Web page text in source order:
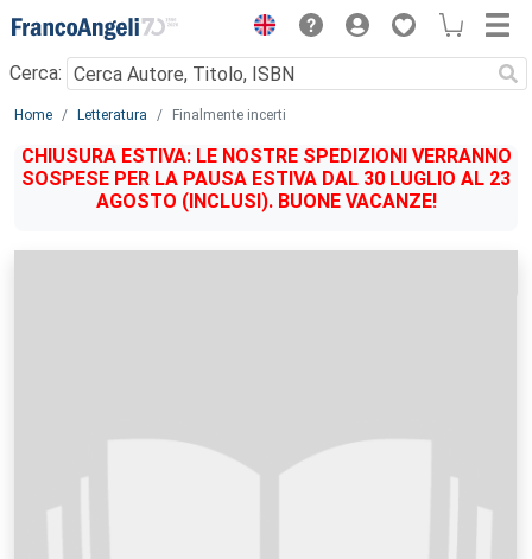
Menu
Cerca:
Main content
Home Letteratura Finalmente incerti
CHIUSURA ESTIVA: LE NOSTRE SPEDIZIONI VERRANNO
SOSPESE PER LA PAUSA ESTIVA DAL 30 LUGLIO AL 23
AGOSTO (INCLUSI). BUONE VACANZE!